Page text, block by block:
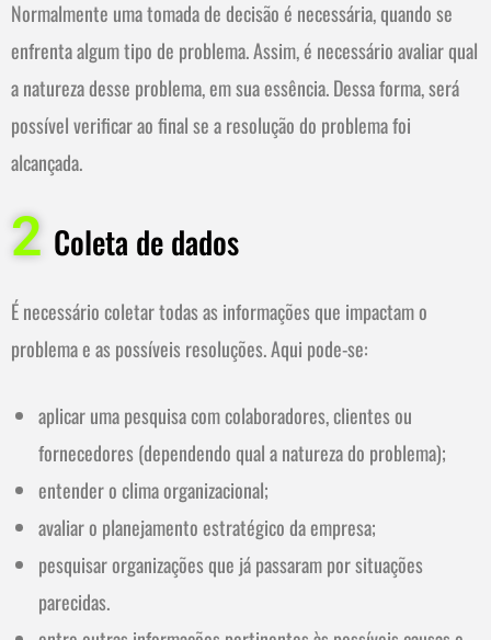
Normalmente uma tomada de decisão é necessária, quando se
enfrenta algum tipo de problema. Assim, é necessário avaliar qual
a natureza desse problema, em sua essência. Dessa forma, será
possível verificar ao final se a resolução do problema foi
alcançada.
2 Coleta de dados
É necessário coletar todas as informações que impactam o
problema e as possíveis resoluções.Aqui pode-se:
aplicar uma pesquisa com colaboradores, clientes ou
fornecedores (dependendo qual a natureza do problema);
entender o clima organizacional;
avaliar o planejamento estratégico da empresa;
pesquisar organizações que já passaram por situações
parecidas.